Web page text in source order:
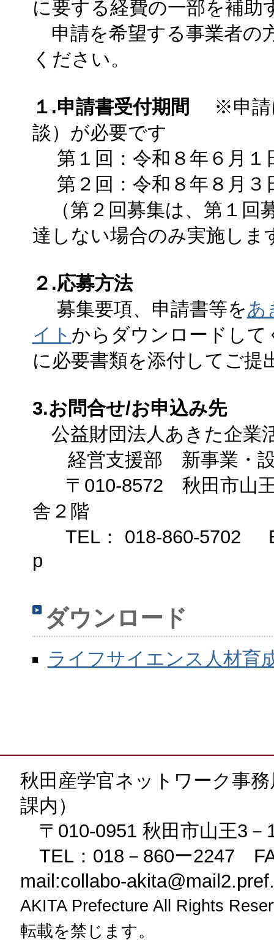
に要する経費の一部を補助
申請を希望する事業者の
ください。
１.申請書受付期間
※申請
談）が必要です
第１回：令和８年６月１
第２回：令和８年８月３
（第２回募集は、第１回
達しない場合のみ実施しま
２.応募方法
募集要項、申請書等をあ
イト からダウンロードして
に必要書類を添付してご提
3.お問合せ/お申込み先
公益財団法人あきた企
経営支援部 新事業・設
〒010-8572 秋田市山王
舎２階
TEL： 018-860-5702 E-
p
ダウンロード
ライフサイエンス人材育
秋田産学官ネットワーク事
課内）
〒010-0951 秋田市山王3－
TEL：018－860ー2247
mail:collabo-
AKITA Prefecture All Rights
転載を禁じます。